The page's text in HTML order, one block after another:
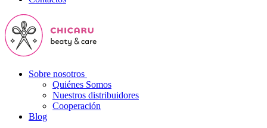
Sobre nosotros
Quiénes Somos
Nuestros distribuidores
Cooperación
Blog